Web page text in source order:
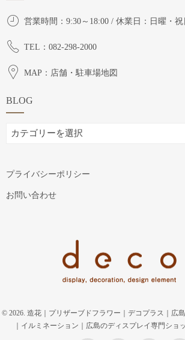
営業時間：9:30～18:00 / 休業日：日曜・祝
TEL：082-298-2000
MAP：店舗・駐車場地図
BLOG
BLOG
プライバシーポリシー
お問い合わせ
© 2026. 造花｜プリザーブドフラワー｜デコプラス｜広
｜イルミネーション｜広島のディスプレイ専門ショ